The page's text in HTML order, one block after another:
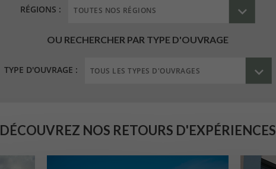
RÉGIONS :
OU RECHERCHER PAR TYPE D'OUVRAGE
TYPE D'OUVRAGE :
DÉCOUVREZ NOS RETOURS D'EXPÉRIENCES